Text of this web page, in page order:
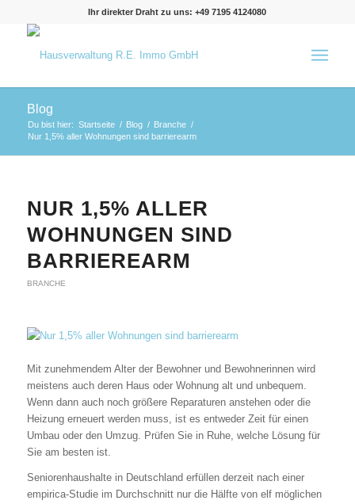
Ihr direkter Draht zu uns: +49 7195 4124080
Blog
Du bist hier: Startseite / Blog / Branche /
Nur 1,5% aller Wohnungen sind barrierearm
NUR 1,5% ALLER
WOHNUNGEN SIND
BARRIEREARM
BRANCHE
Mit zunehmendem Alter der Bewohner und Bewohnerinnen wird
meistens auch deren Haus oder Wohnung alt und unbequem.
Wenn dann auch noch größere Reparaturen anstehen oder die
Heizung erneuert werden muss, ist es entweder Zeit für einen
Umbau oder den Umzug. Prüfen Sie in Ruhe, welche Lösung für
Sie am besten ist.
Seniorenhaushalte in Deutschland erfüllen derzeit nach einer
empirica-Studie im Durchschnitt nur die Hälfte von elf möglichen